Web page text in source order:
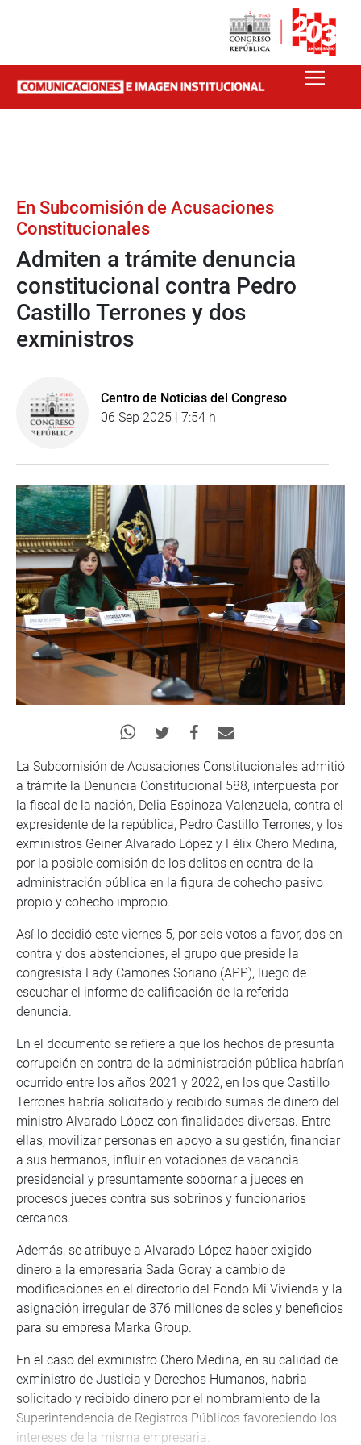
En Subcomisión de Acusaciones
Constitucionales
Admiten a trámite denuncia
constitucional contra Pedro
Castillo Terrones y dos
exministros
Centro de Noticias del Congreso
06 Sep 2025 | 7:54 h
La Subcomisión de Acusaciones Constitucionales admitió
a trámite la Denuncia Constitucional 588, interpuesta por
la fiscal de la nación, Delia Espinoza Valenzuela, contra el
expresidente de la república, Pedro Castillo Terrones, y los
exministros Geiner Alvarado López y Félix Chero Medina,
por la posible comisión de los delitos en contra de la
administración pública en la figura de cohecho pasivo
propio y cohecho impropio.
Así lo decidió este viernes 5, por seis votos a favor, dos en
contra y dos abstenciones, el grupo que preside la
congresista Lady Camones Soriano (APP), luego de
escuchar el informe de calificación de la referida
denuncia.
En el documento se refiere a que los hechos de presunta
corrupción en contra de la administración pública habrían
ocurrido entre los años 2021 y 2022, en los que Castillo
Terrones habría solicitado y recibido sumas de dinero del
ministro Alvarado López con finalidades diversas. Entre
ellas, movilizar personas en apoyo a su gestión, financiar
a sus hermanos, influir en votaciones de vacancia
presidencial y presuntamente sobornar a jueces en
procesos jueces contra sus sobrinos y funcionarios
cercanos.
Además, se atribuye a Alvarado López haber exigido
dinero a la empresaria Sada Goray a cambio de
modificaciones en el directorio del Fondo Mi Vivienda y la
asignación irregular de 376 millones de soles y beneficios
para su empresa Marka Group.
En el caso del exministro Chero Medina, en su calidad de
exministro de Justicia y Derechos Humanos, habria
solicitado y recibido dinero por el nombramiento de la
Superintendencia de Registros Públicos favoreciendo los
intereses de la misma empresaria.